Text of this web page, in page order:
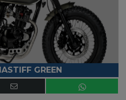
GREEN